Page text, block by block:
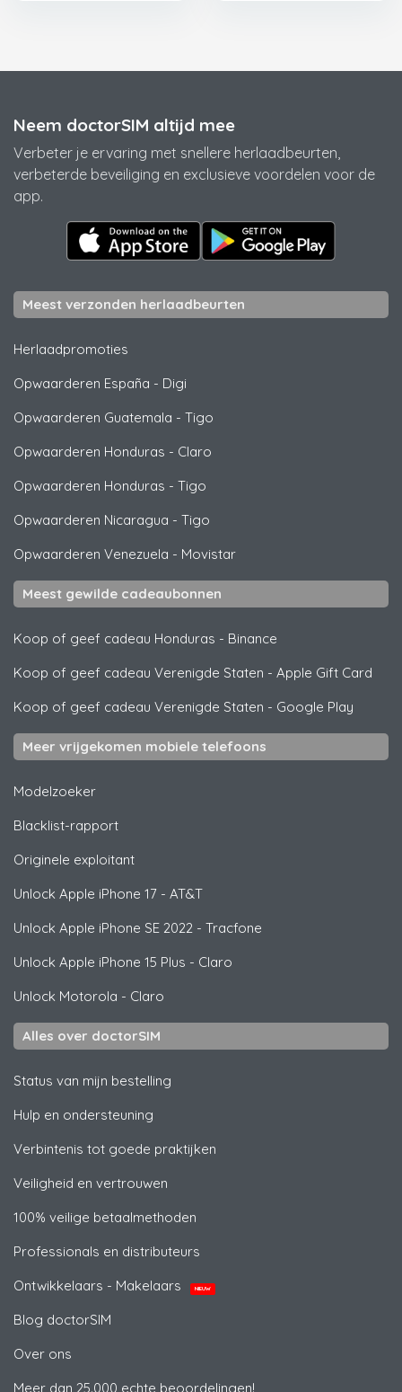
Neem doctorSIM altijd mee
Verbeter je ervaring met snellere herlaadbeurten,
verbeterde beveiliging en exclusieve voordelen voor de
app.
Meest verzonden herlaadbeurten
Herlaadpromoties
Opwaarderen España - Digi
Opwaarderen Guatemala - Tigo
Opwaarderen Honduras - Claro
Opwaarderen Honduras - Tigo
Opwaarderen Nicaragua - Tigo
Opwaarderen Venezuela - Movistar
Meest gewilde cadeaubonnen
Koop of geef cadeau Honduras - Binance
Koop of geef cadeau Verenigde Staten - Apple Gift Card
Koop of geef cadeau Verenigde Staten - Google Play
Meer vrijgekomen mobiele telefoons
Modelzoeker
Blacklist-rapport
Originele exploitant
Unlock Apple iPhone 17 - AT&T
Unlock Apple iPhone SE 2022 - Tracfone
Unlock Apple iPhone 15 Plus - Claro
Unlock Motorola - Claro
Alles over doctorSIM
Status van mijn bestelling
Hulp en ondersteuning
Verbintenis tot goede praktijken
Veiligheid en vertrouwen
100% veilige betaalmethoden
Professionals en distributeurs
Ontwikkelaars - Makelaars
NIEUW
Blog doctorSIM
Over ons
Meer dan 25.000 echte beoordelingen!